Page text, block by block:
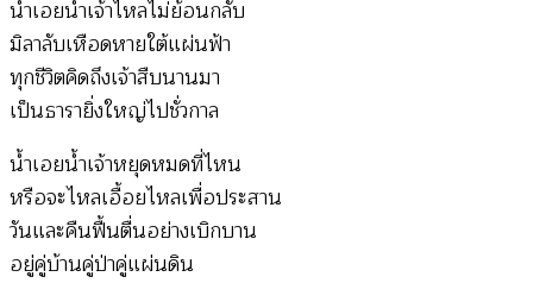
น้ำเอยน้ำเจ้าไหลไม่ย้อนกลับ
มิลาลับเหือดหายใต้แผ่นฟ้า
ทุกชีวิตคิดถึงเจ้าสืบนานมา
เป็นธารายิ่งใหญ่ไปชั่วกาล
น้ำเอยน้ำเจ้าหยุดหมดที่ไหน
หรือจะไหลเอื้อยไหลเพื่อประสาน
วันและคืนฟื้นตื่นอย่างเบิกบาน
อยู่คู่บ้านคู่ป่าคู่แผ่นดิน